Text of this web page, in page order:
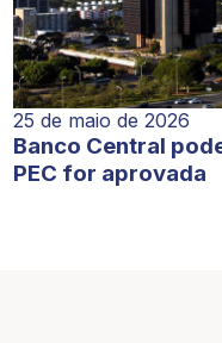
25 de maio de 2026
Banco Central
PEC for aprovada